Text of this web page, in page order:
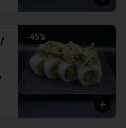
-45%